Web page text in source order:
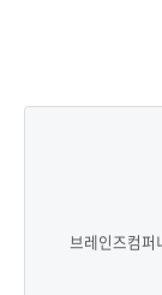
브레인즈컴퍼